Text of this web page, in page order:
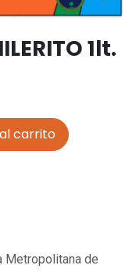
1lt.
carrito
Metropolitana de